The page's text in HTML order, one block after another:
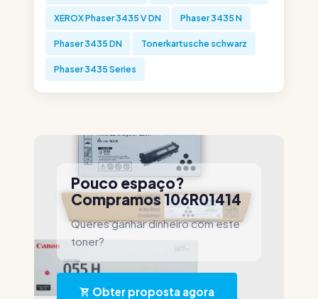
XEROX Phaser 3435 V DN Phaser 3435 N
Phaser 3435 DN Tonerkartusche schwarz
Phaser 3435 Series
Pouco espaço?
Compramos 106R01414
Queres ganhar dinheiro com este
toner?
Obter proposta agora